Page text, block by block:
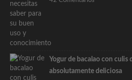
Yogur de bacalao con culis
absolutamente deliciosa